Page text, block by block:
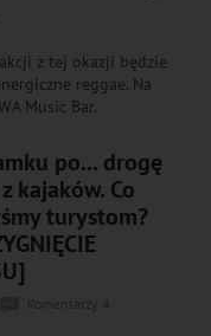
z tej okazji będzie
reggae. Na
Music Bar.
po... drogę
kajaków. Co
turystom?